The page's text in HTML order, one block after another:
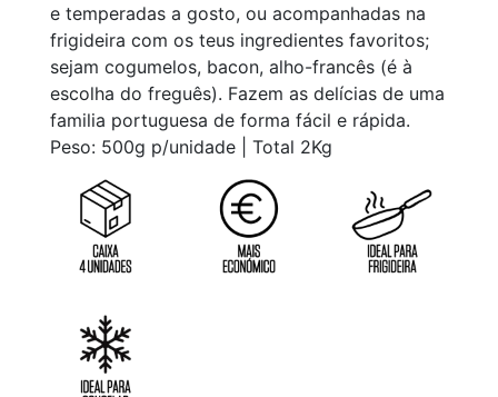
e temperadas a gosto, ou acompanhadas na
frigideira com os teus ingredientes favoritos;
sejam cogumelos, bacon, alho-francês (é à
escolha do freguês). Fazem as delícias de uma
familia portuguesa de forma fácil e rápida.
Peso: 500g p/unidade | Total 2Kg